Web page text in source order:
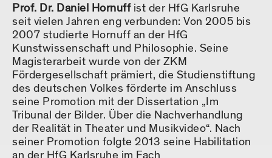
Prof. Dr. Daniel Hornuffist der HfG Karlsruhe
seit vielen Jahren eng verbunden: Von 2005 bis
2007 studierte Hornuff an der HfG
Kunstwissenschaft und Philosophie. Seine
Magisterarbeit wurde von der ZKM
Fördergesellschaft prämiert, die Studienstiftung
des deutschen Volkes förderte im Anschluss
seine Promotion mit der Dissertation „Im
Tribunal der Bilder. Über die Nachverhandlung
der Realität in Theater und Musikvideo“. Nach
seiner Promotion folgte 2013 seine Habilitation